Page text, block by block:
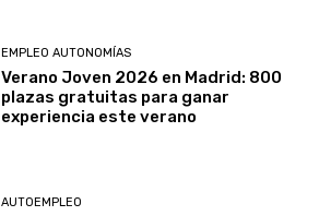
EMPLEO AUTONOMÍAS
Verano Joven 2026 en Madrid: 800
plazas gratuitas para ganar
experiencia este verano
AUTOEMPLEO